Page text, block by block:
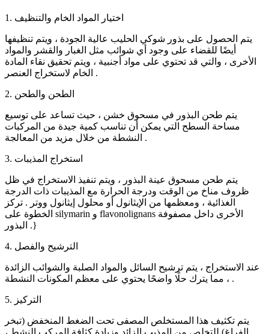
1. اختيار المواد الخام والتنظيف
يتم الحصول على بذور شوكي الحليب عالية الجودة ، ويتم تنظيفها
أيضًا للقضاء على وجود أي شوائب مثل الغبار والقشر والمواد
الأخرى ، والتي قد تحتوي على مواد أجنبية ، ويتم تحقيق نقاء المادة
الخام لاستخراج العنصر .
2. الطحن والطحن
يتم طحن البذور في مسحوق خشن ، حيث تساعد على توسيع
مساحة السطح التي يمكن أن تناسب كمية جيدة من المركبات
النشطة من خلال مزيد من المعالجة .
3. استخراج المذيبات
يتم طحن مسحوق عينة البذور ، ويتم تنفيذ الاستخراج في ظل
ظروف مناخ من الوقت ودرجة الحرارة مع المذيبات ذات الدرجة
الغذائية ، ومعظمها من الإيثانول أو محلول إيثانول ووتر . تركز
الخطوة على silymarin و flavonolignans الأخرى داخل مصفوفة
البذور .}
4. الترشيح والفصل
عند الاستخراج ، يتم ترشيح السائل والمواد الصلبة والشوائب الزائدة
، مما يترك حلًا واضحًا يحتوي على معظم المكونات النشطة .
5. التركيز
يتم تكثيف هذا المستخلص المصفى تحت الضغط المنخفض (تبخر
الفراغ) للتخلص من المذيب الزائد وزيادة كثافة المركب النشط ،